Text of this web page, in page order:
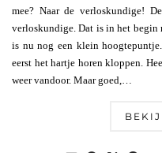
mee? Naar de verloskundige!
verloskundige. Dat is in het begin
is nu nog een klein
eerst het hartje horen kloppen.
weer vandoor. Maar goed,…